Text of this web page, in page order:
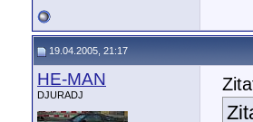
19.04.2005, 21:17
HE-MAN
DJURADJ